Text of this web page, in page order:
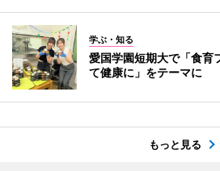
学ぶ・知る
愛国学園短期大で「食
て健康に」をテーマに
もっと見る